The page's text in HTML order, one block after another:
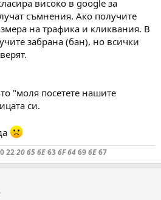
високо в google за
съмнения. Ако получите
на трафика и кликвания. В
забрана (бан), но всички
"моля посетете нашите
си.
2220 65 6E636F 64696E67